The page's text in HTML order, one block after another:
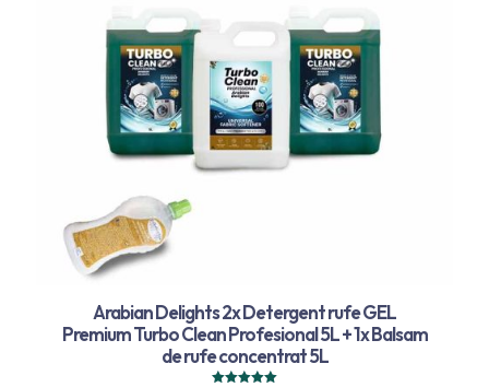
Arabian Delights 2x Detergent rufe GEL
Premium Turbo Clean Profesional 5L + 1x Balsam
de rufe concentrat 5L